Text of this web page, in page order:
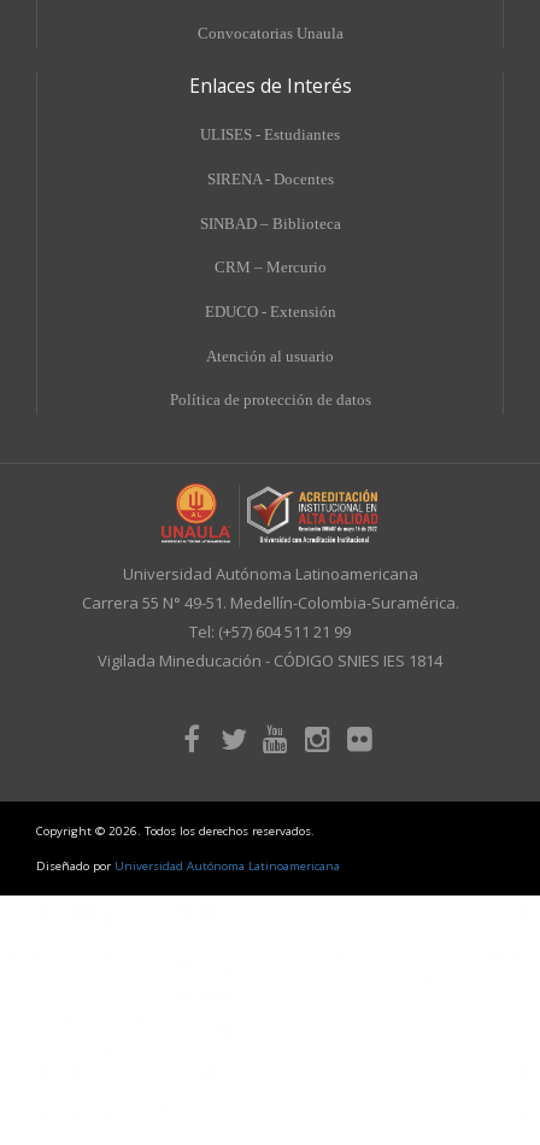
Convocatorias Unaula
Enlaces de Interés
ULISES - Estudiantes
SIRENA - Docentes
SINBAD – Biblioteca
CRM – Mercurio
EDUCO - Extensión
Atención al usuario
Política de protección de datos
Universidad Autónoma Latinoamericana
Carrera 55 N° 49-51. Medellín-Colombia-Suramérica.
Tel: (+57) 604 511 21 99
Vigilada Mineducación - CÓDIGO SNIES IES 1814
Copyright © 2026. Todos los derechos reservados.
Diseñado por Universidad Autónoma Latinoamericana